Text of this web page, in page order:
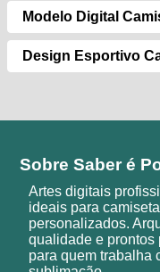
Modelo Digital
Design Esportivo
Sobre Saber é
Artes digitais
ideais para
personalizados.
qualidade e prontos
para quem trabalha